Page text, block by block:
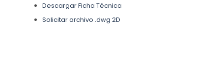
Descargar Ficha Técnica
Solicitar archivo .dwg 2D